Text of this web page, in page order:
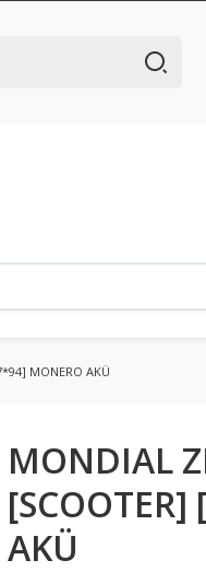
MONERO AKÜ
MONDIAL
AKÜ